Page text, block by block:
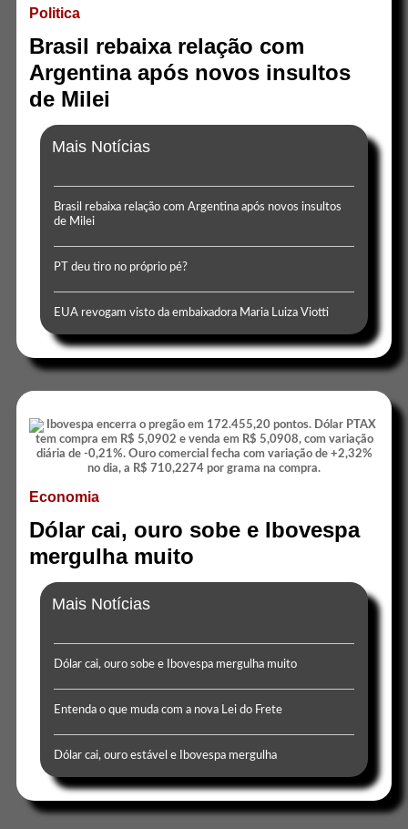
Politica
Brasil rebaixa relação com
Argentina após novos insultos
de Milei
Mais Notícias
Brasil rebaixa relação com Argentina após novos insultos
de Milei
PT deu tiro no próprio pé?
EUA revogam visto da embaixadora Maria Luiza Viotti
Economia
Dólar cai, ouro sobe e Ibovespa
mergulha muito
Mais Notícias
Dólar cai, ouro sobe e Ibovespa mergulha muito
Entenda o que muda com a nova Lei do Frete
Dólar cai, ouro estável e Ibovespa mergulha